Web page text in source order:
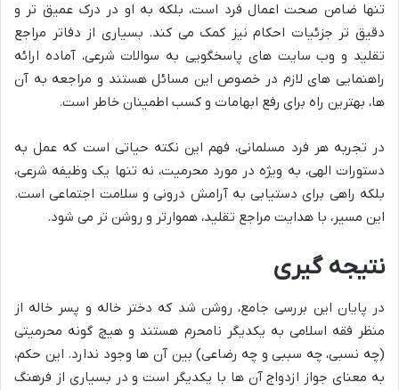
تنها ضامن صحت اعمال فرد است، بلکه به او در درک عمیق تر و
دقیق تر جزئیات احکام نیز کمک می کند. بسیاری از دفاتر مراجع
تقلید و وب سایت های پاسخگویی به سوالات شرعی، آماده ارائه
راهنمایی های لازم در خصوص این مسائل هستند و مراجعه به آن
ها، بهترین راه برای رفع ابهامات و کسب اطمینان خاطر است.
در تجربه هر فرد مسلمانی، فهم این نکته حیاتی است که عمل به
دستورات الهی، به ویژه در مورد محرمیت، نه تنها یک وظیفه شرعی،
بلکه راهی برای دستیابی به آرامش درونی و سلامت اجتماعی است.
این مسیر، با هدایت مراجع تقلید، هموارتر و روشن تر می شود.
نتیجه گیری
در پایان این بررسی جامع، روشن شد که دختر خاله و پسر خاله از
منظر فقه اسلامی به یکدیگر نامحرم هستند و هیچ گونه محرمیتی
(چه نسبی، چه سببی و چه رضاعی) بین آن ها وجود ندارد. این حکم،
به معنای جواز ازدواج آن ها با یکدیگر است و در بسیاری از فرهنگ